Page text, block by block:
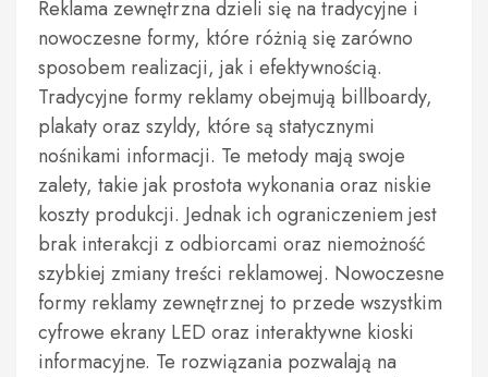
Reklama zewnętrzna dzieli się na tradycyjne i
nowoczesne formy, które różnią się zarówno
sposobem realizacji, jak i efektywnością.
Tradycyjne formy reklamy obejmują billboardy,
plakaty oraz szyldy, które są statycznymi
nośnikami informacji. Te metody mają swoje
zalety, takie jak prostota wykonania oraz niskie
koszty produkcji. Jednak ich ograniczeniem jest
brak interakcji z odbiorcami oraz niemożność
szybkiej zmiany treści reklamowej. Nowoczesne
formy reklamy zewnętrznej to przede wszystkim
cyfrowe ekrany LED oraz interaktywne kioski
informacyjne. Te rozwiązania pozwalają na